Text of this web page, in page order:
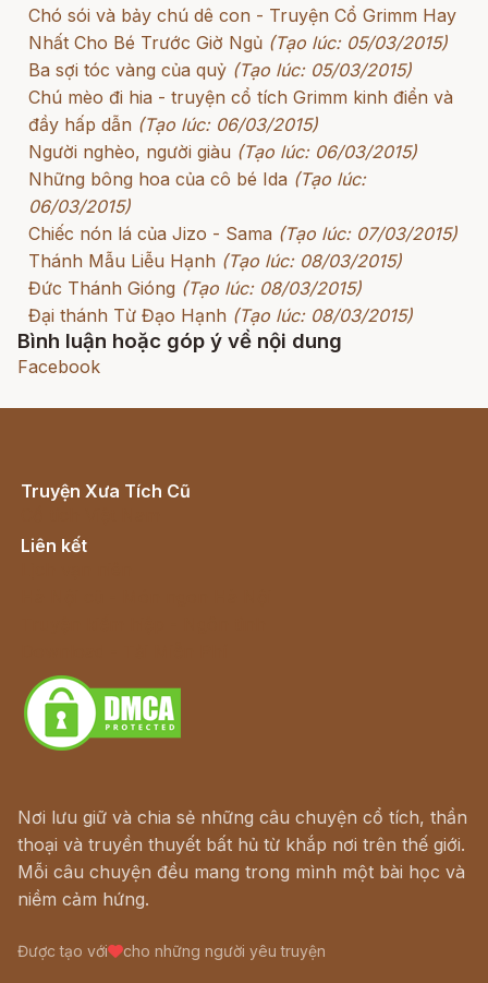
Chó sói và bảy chú dê con - Truyện Cổ Grimm Hay
Nhất Cho Bé Trước Giờ Ngủ (Tạo lúc: 05/03/2015)
Ba sợi tóc vàng của quỷ (Tạo lúc: 05/03/2015)
Chú mèo đi hia - truyện cổ tích Grimm kinh điển và
đầy hấp dẫn (Tạo lúc: 06/03/2015)
Người nghèo, người giàu (Tạo lúc: 06/03/2015)
Những bông hoa của cô bé Ida (Tạo lúc:
06/03/2015)
Chiếc nón lá của Jizo - Sama (Tạo lúc: 07/03/2015)
Thánh Mẫu Liễu Hạnh (Tạo lúc: 08/03/2015)
Đức Thánh Gióng (Tạo lúc: 08/03/2015)
Đại thánh Từ Đạo Hạnh (Tạo lúc: 08/03/2015)
Bình luận hoặc góp ý về nội dung
Facebook
Truyện Xưa Tích Cũ
Liên kết
Nơi lưu giữ và chia sẻ những câu chuyện cổ tích, thần
thoại và truyền thuyết bất hủ từ khắp nơi trên thế giới.
Mỗi câu chuyện đều mang trong mình một bài học và
niềm cảm hứng.
Được tạo với cho những người yêu truyện